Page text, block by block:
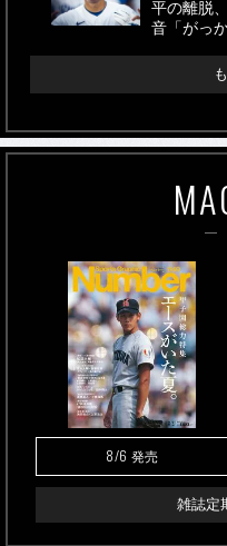
平の離脱
音「がっ
8/6 発売
雑誌定